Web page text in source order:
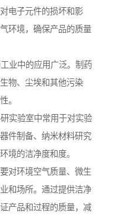
电子元件的损坏和影
环境，确保产品的质量
业中的应用广泛。制药
物、尘埃和其他污染
。
实验室中常用于对实验
件制备、纳米材料研究
境的洁净度和度。
对环境空气质量、微生
和场所。通过提供洁净
产品和过程的质量，减